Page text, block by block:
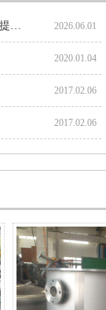
深耕南京电泳产业 助力区域制造业表面处理提质发展 2026.06.01
2020.01.04
2017.02.06
2017.02.06